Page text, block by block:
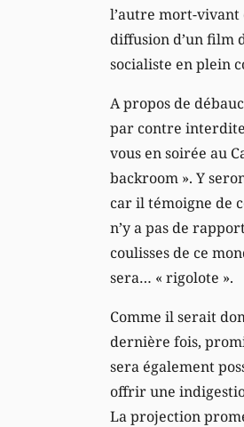
l’autre mort-vivant
diffusion d’un film
socialiste en plein
A propos de
par contre
vous en soirée au
backroom ». Y
car il témoigne de
n’y a pas de
coulisses de ce
sera… « rigolote ».
Comme il serait
dernière fois,
sera également
offrir une
La projection